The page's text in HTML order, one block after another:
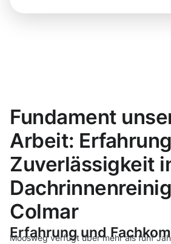
Fundament
Arbeit:
Zuverlässigkeit
Colmar
Erfahrung und
Moosweg verfügt über mehr als fünf